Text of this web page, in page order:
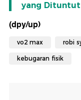
yang Dituntut
(dpy/up)
vo2 max robi
kebugaran fisik